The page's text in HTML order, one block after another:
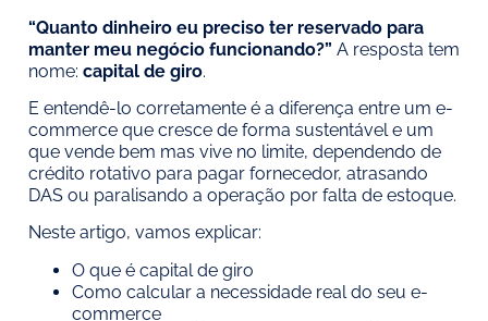
“Quanto dinheiro eu preciso ter reservado para
manter meu negócio funcionando?” A resposta tem
nome: capital de giro.
E entendê-lo corretamente é a diferença entre um e-
commerce que cresce de forma sustentável e um
que vende bem mas vive no limite, dependendo de
crédito rotativo para pagar fornecedor, atrasando
DAS ou paralisando a operação por falta de estoque.
Neste artigo, vamos explicar:
O que é capital de giro
Como calcular a necessidade real do seu e-
commerce